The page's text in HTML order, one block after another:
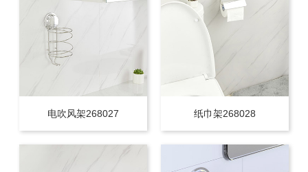
电吹风架268027 纸巾架268028